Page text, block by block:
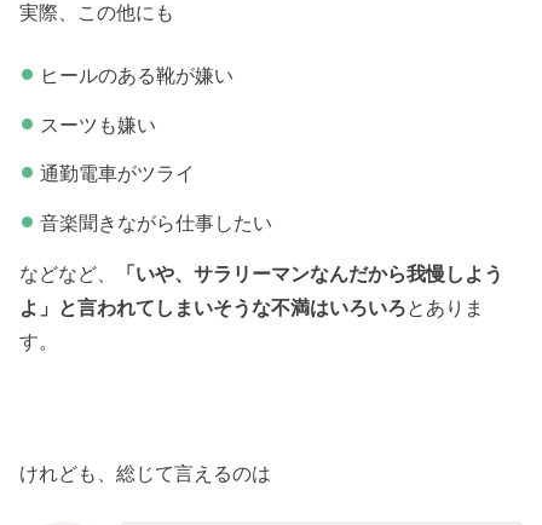
実際、この他にも
ヒールのある靴が嫌い
スーツも嫌い
通勤電車がツライ
音楽聞きながら仕事したい
などなど、
「いや、サラリーマンなんだから我慢しよう
よ」と言われてしまいそうな不満はいろいろとありま
す。
けれども、総じて言えるのは